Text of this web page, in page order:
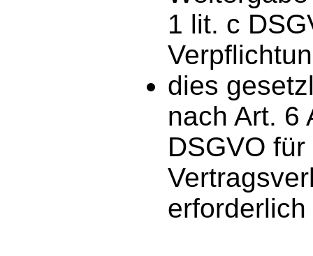
1 lit. c
dies
nach Art. 6
DSGVO
erforderlich